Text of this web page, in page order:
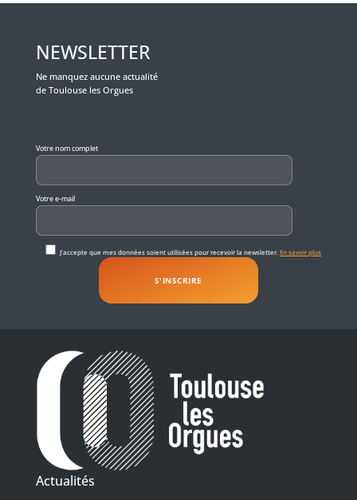
NEWSLETTER
Ne manquez aucune actualité
de Toulouse les Orgues
Votre nom complet
Votre e-mail
J'accepte que mes données soient utilisées pour recevoir la newsletter.En savoir plus
Actualités